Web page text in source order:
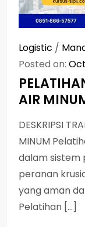
Logistic /
Posted on:
AIR
DESKRIPSI
MINUM
dalam sistem
peranan
yang aman
Pelatihan […]